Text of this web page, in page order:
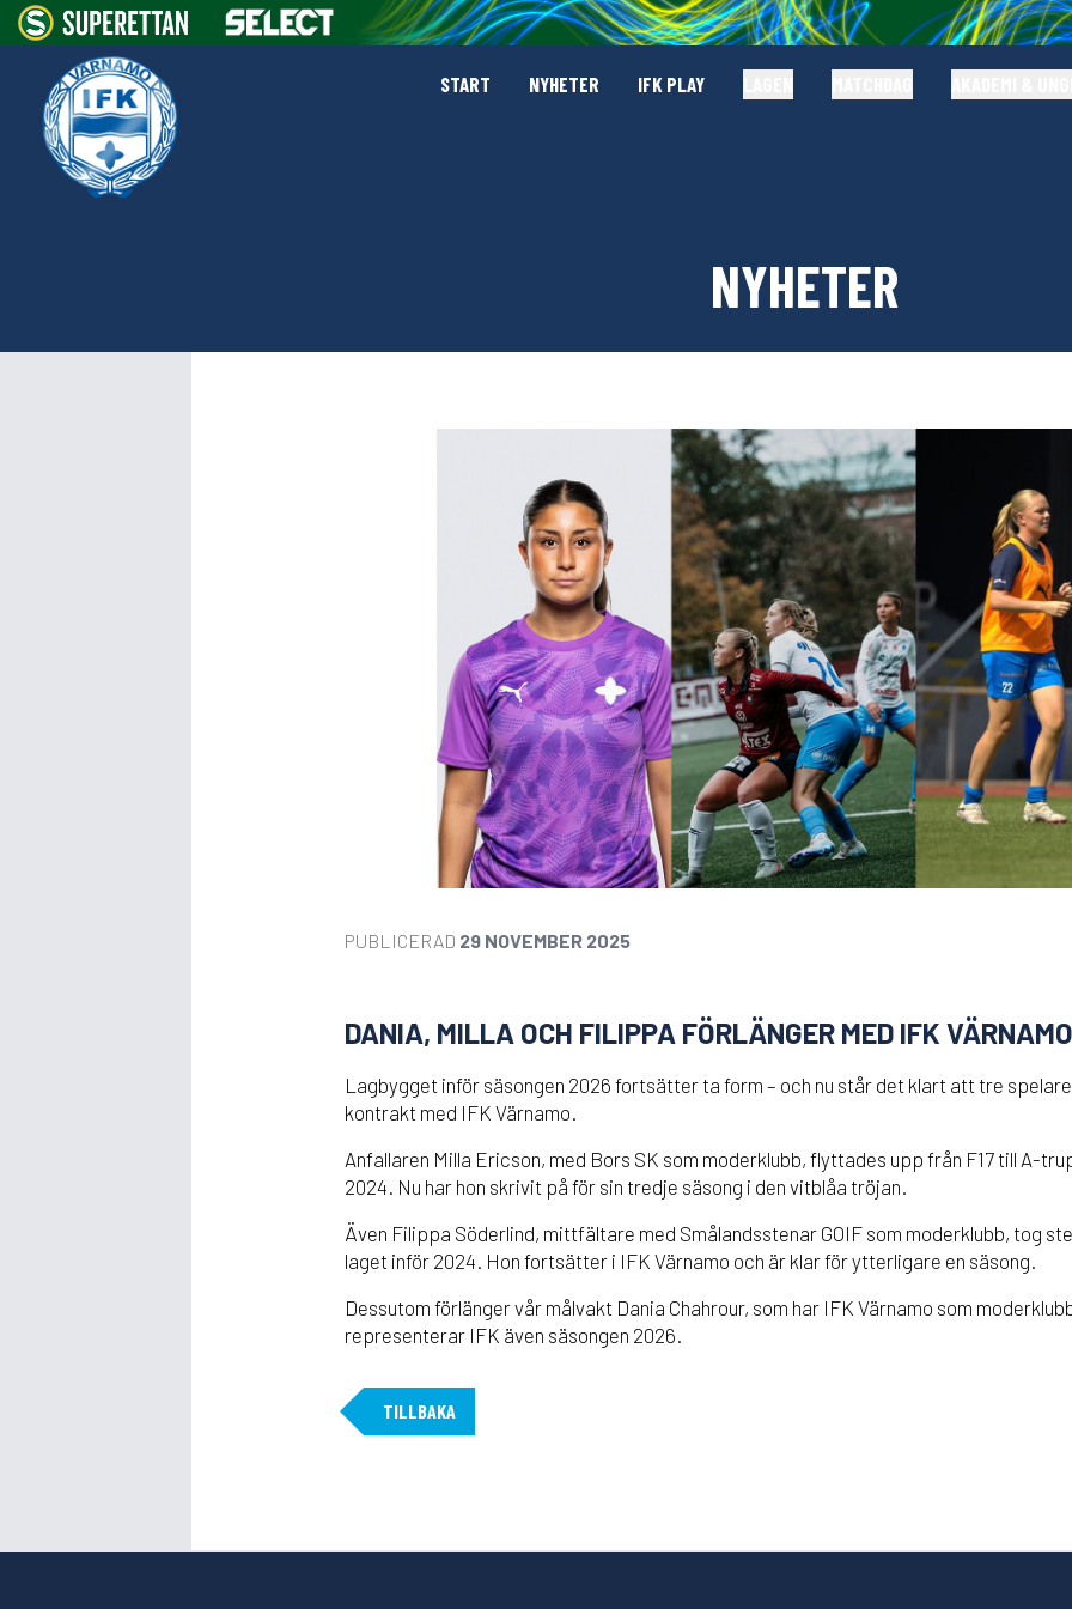
START NYHETER IFK PLAY
NYHETER
PUBLICERAD 29 NOVEMBER 2025
DANIA, MILLA OCH FILIPPA FÖRLÄNGER MED IFK
Lagbygget inför säsongen 2026 fortsätter ta form – och nu står det klart att tre
kontrakt med IFK Värnamo.
Anfallaren Milla Ericson, med Bors SK som moderklubb, flyttades upp från F17 till A-
2024. Nu har hon skrivit på för sin tredje säsong i den vitblåa tröjan.
Även Filippa Söderlind, mittfältare med Smålandsstenar GOIF som moderklubb, tog
laget inför 2024. Hon fortsätter i IFK Värnamo och är klar för ytterligare en säsong.
Dessutom förlänger vår målvakt Dania Chahrour, som har IFK Värnamo som
representerar IFK även säsongen 2026.
TILLBAKA